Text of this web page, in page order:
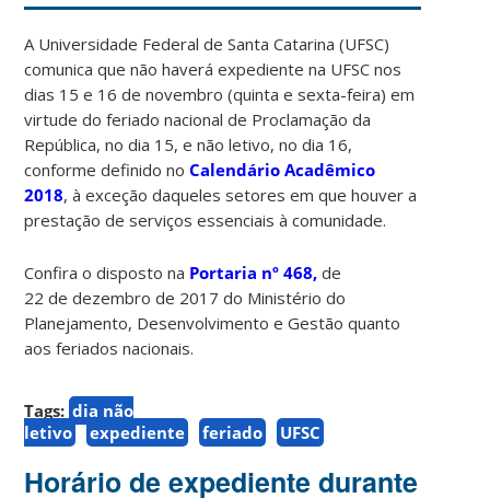
A Universidade Federal de Santa Catarina (UFSC)
comunica que não haverá expediente na UFSC nos
dias 15 e 16 de novembro (quinta e sexta-feira) em
virtude do feriado nacional de Proclamação da
República, no dia 15, e não letivo, no dia 16,
conforme definido noCalendário Acadêmico
2018, à exceção daqueles setores em que houver a
prestação de serviços essenciais à comunidade.
Confira o disposto na Portaria nº 468, de
22 de dezembro de 2017 do Ministério do
Planejamento, Desenvolvimento e Gestão quanto
aos feriados nacionais.
Tags: dia não
letivo
expediente feriado UFSC
Horário de expediente durante